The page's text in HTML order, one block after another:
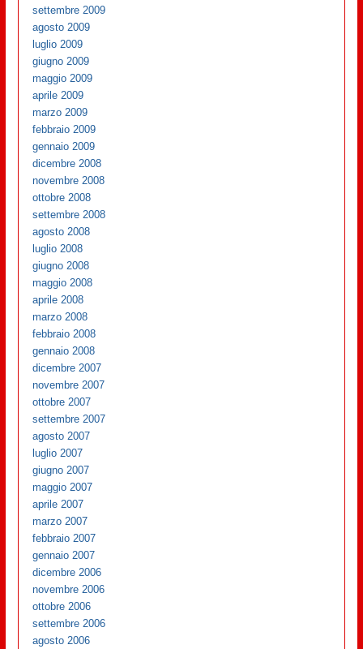
settembre 2009
agosto 2009
luglio 2009
giugno 2009
maggio 2009
aprile 2009
marzo 2009
febbraio 2009
gennaio 2009
dicembre 2008
novembre 2008
ottobre 2008
settembre 2008
agosto 2008
luglio 2008
giugno 2008
maggio 2008
aprile 2008
marzo 2008
febbraio 2008
gennaio 2008
dicembre 2007
novembre 2007
ottobre 2007
settembre 2007
agosto 2007
luglio 2007
giugno 2007
maggio 2007
aprile 2007
marzo 2007
febbraio 2007
gennaio 2007
dicembre 2006
novembre 2006
ottobre 2006
settembre 2006
agosto 2006